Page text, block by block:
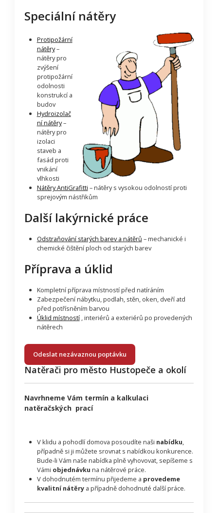
Speciální nátěry
Protipožární
nátěry–
nátěry pro
zvýšení
protipožární
odolnosti
konstrukcí a
budov
Hydroizolač
ní nátěry–
nátěry pro
izolaci
staveb a
fasád proti
vnikání
vlhkosti
Nátěry AntiGrafitti – nátěry s vysokou odolností proti
sprejovým nástřikům
Další lakýrnické práce
Odstraňování starých barev a nátěrů – mechanické i
chemické čištění ploch od starých barev
Příprava a úklid
Kompletní příprava místností před natíráním
Zabezpečení nábytku, podlah, stěn, oken, dveří atd
před potřísněním barvou
Úklid místností, interiérů a exteriérů po provedených
nátěrech
Odeslat nezávaznou poptávku
Natěrači pro město Hustopeče a okolí
Navrhneme Vám termín a kalkulaci
natěračských prací
V klidu a pohodlí domova posoudíte naši nabídku,
případně si ji můžete srovnat s nabídkou konkurence.
Bude-li Vám naše nabídka plně vyhovovat, sepíšeme s
Vámi objednávku na nátěrové práce.
V dohodnutém termínu přijedeme a provedeme
kvalitní nátěrya případně dohodnuté další práce.